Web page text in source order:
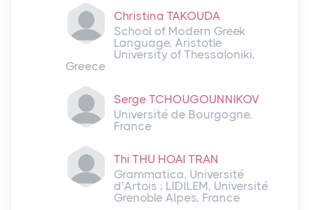
Christina TAKOUDA
School of Modern Greek
Language, Aristotle
University of Thessaloniki,
Greece
Serge TCHOUGOUNNIKOV
Université de Bourgogne,
France
Thi THU HOAI TRAN
Grammatica, Université
d’Artois ; LIDILEM, Université
Grenoble Alpes, France